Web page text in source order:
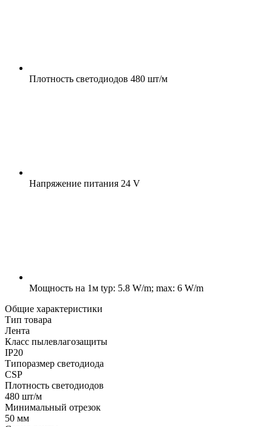
Плотность светодиодов 480 шт/м
Напряжение питания 24 V
Мощность на 1м typ: 5.8 W/m; max: 6 W/m
Общие характеристики
Тип товара
Лента
Класс пылевлагозащиты
IP20
Типоразмер светодиода
CSP
Плотность светодиодов
480 шт/м
Минимальный отрезок
50 мм